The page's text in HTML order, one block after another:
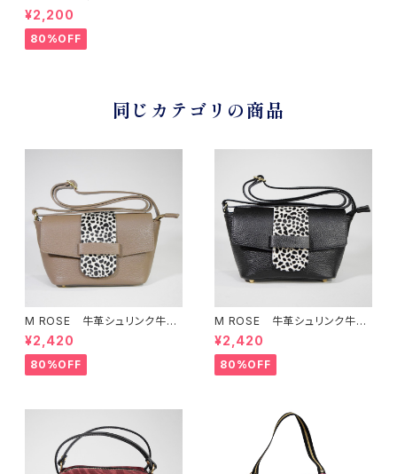
ーンストラップ付きクラッチ型2
WAYバッグ
¥2,200
80%OFF
同じカテゴリの商品
M ROSE 牛革シュリンク牛毛
ダルメシアンプリントフラップシ
ョルダーバッグ ベージュ
¥2,420
80%OFF
M ROSE 牛革シュリンク牛毛
ダルメシアンプリントフラップシ
ョルダーバッグ ブラック
¥2,420
80%OFF